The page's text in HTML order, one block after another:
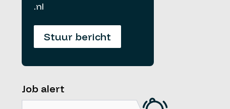
.nl
Stuur bericht
Job alert